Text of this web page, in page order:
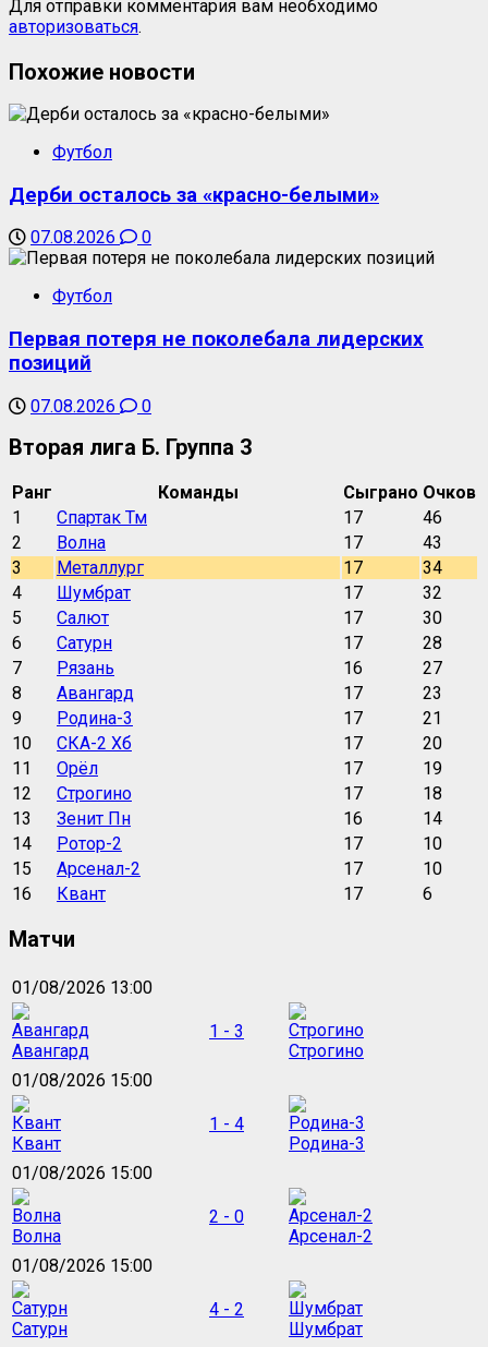
Для отправки комментария вам необходимо
авторизоваться.
Похожие новости
Футбол
Дерби осталось за «красно-белыми»
07.08.2026 0
Футбол
Первая потеря не поколебала лидерских
позиций
07.08.2026 0
Вторая лига Б. Группа 3
Ранг Команды Сыграно Очков
1
Спартак Тм 17
46
2
Волна 17
43
3
Металлург 17
34
4
Шумбрат 17
32
5
Салют 17
30
6
Сатурн 17
28
7
Рязань 16
27
8
Авангард 17
23
9
Родина-3 17
21
10
СКА-2 Хб 17
20
11
Орёл 17
19
12
Строгино 17
18
13
Зенит Пн 16
14
14
Ротор-2 17
10
15
Арсенал-2 17
10
16
Квант 17 6
Матчи
01/08/2026 13:00
Авангард
1 - 3
Строгино
01/08/2026 15:00
Квант
1 - 4
Родина-3
01/08/2026 15:00
Волна
2 - 0
Арсенал-2
01/08/2026 15:00
Сатурн
4 - 2
Шумбрат